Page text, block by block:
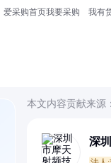
爱采购首页我要采购 我有
本文内容贡献来源：
深